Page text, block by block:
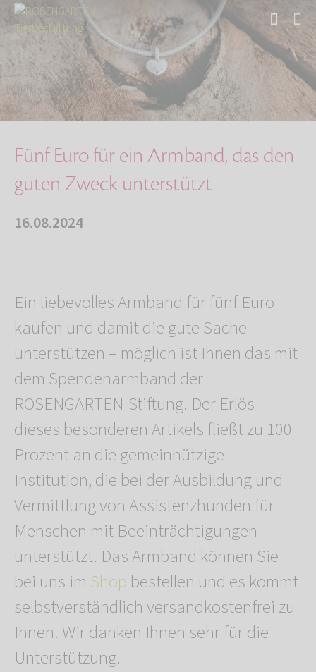
Start Über uns
Aktuelles
Fünf Euro für ein Armband, das den guten Zwec…
Fünf Euro für ein Armband, das den
guten Zweck unterstützt
16.08.2024
Ein liebevolles Armband für fünf Euro
kaufen und damit die gute Sache
unterstützen – möglich ist Ihnen das mit
dem Spendenarmband der
ROSENGARTEN-Stiftung. Der Erlös
dieses besonderen Artikels fließt zu 100
Prozent an die gemeinnützige
Institution, die bei der Ausbildung und
Vermittlung von Assistenzhunden für
Menschen mit Beeinträchtigungen
unterstützt. Das Armband können Sie
bei uns im Shop bestellen und es kommt
selbstverständlich versandkostenfrei zu
Ihnen. Wir danken Ihnen sehr für die
Unterstützung.